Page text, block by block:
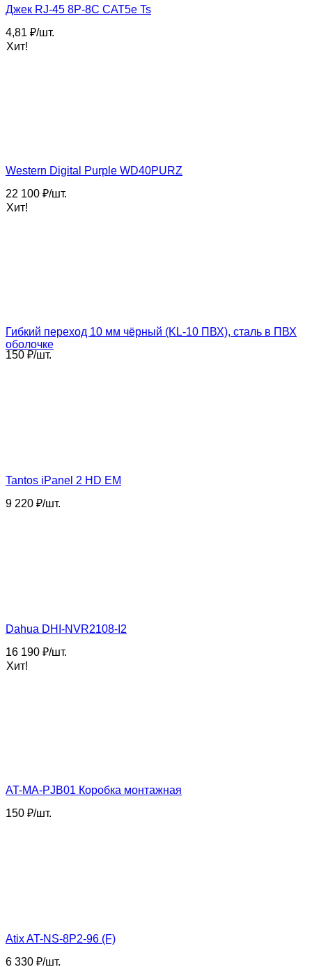
Джек RJ-45 8P-8C CAT5e Ts
4,81 ₽/шт.
Хит!
Western Digital Purple WD40PURZ
22 100 ₽/шт.
Хит!
Гибкий переход 10 мм чёрный (KL-10 ПВХ), сталь в ПВХ
оболочке
150 ₽/шт.
Tantos iPanel 2 HD EM
9 220 ₽/шт.
Dahua DHI-NVR2108-I2
16 190 ₽/шт.
Хит!
AT-MA-PJB01 Коробка монтажная
150 ₽/шт.
​Atix AT-NS-8P2-96 (F)
6 330 ₽/шт.